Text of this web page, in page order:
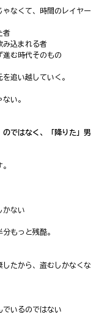
ゃなくて、時間のレイヤー
者
み込まれる者
進む時代そのもの
追い越していく。
い。
ではなく、「降りた」男
かない
もっと残酷。
たから、盗むしかなくな
でいるのではない